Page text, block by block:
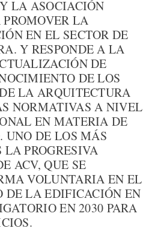
LA ASOCIACIÓN
LA
EN EL SECTOR DE
Y RESPONDE A LA
DE
DE LOS
LA ARQUITECTURA
NORMATIVAS A NIVEL
EN MATERIA DE
UNO DE LOS MÁS
LA PROGRESIVA
ACV, QUE SE
VOLUNTARIA EN EL
DE LA EDIFICACIÓN EN
EN 2030 PARA